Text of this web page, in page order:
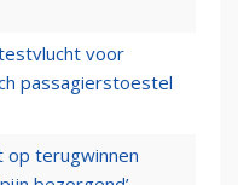
voor
passagierstoestel
op terugwinnen